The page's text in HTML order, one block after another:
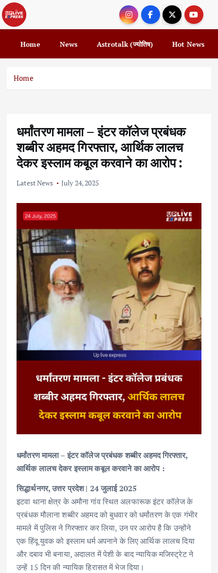
k
i
o
Home News Astrotalk (ज्योतिष) Hot News
Home
धर्मांतरण मामला – इंटर कॉलेज प्रबंधक
शब्बीर अहमद गिरफ्तार, आर्थिक लालच
देकर इस्लाम कबूल करवाने का आरोप :
Latest News July 24, 2025
धर्मांतरण मामला – इंटर कॉलेज प्रबंधक शब्बीर अहमद गिरफ्तार,
आर्थिक लालच देकर इस्लाम कबूल करवाने का आरोप :
सिद्धार्थनगर, उत्तर प्रदेश | 24 जुलाई 2025
इटवा थाना क्षेत्र के अमौना गांव स्थित अलफारूक इंटर कॉलेज के
प्रबंधक मौलाना शब्बीर अहमद को बुधवार को धर्मांतरण के एक गंभीर
मामले में पुलिस ने गिरफ्तार कर लिया, उन पर आरोप है कि उन्होंने
एक हिंदू युवक को इस्लाम धर्म अपनाने के लिए आर्थिक लालच दिया
और दबाव भी बनाया, अदालत में पेशी के बाद न्यायिक मजिस्ट्रेट ने
उन्हें 15 दिन की न्यायिक हिरासत में भेज दिया।